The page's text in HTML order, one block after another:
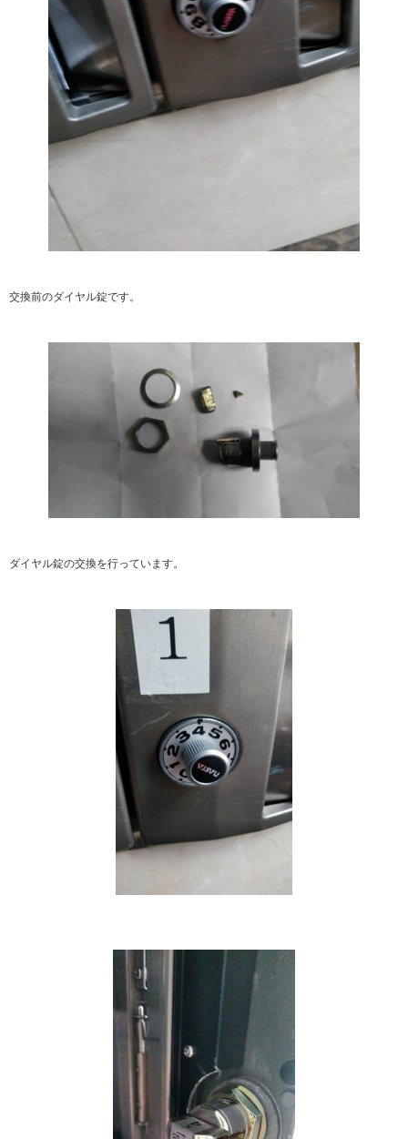
交換前のダイヤル錠です。
ダイヤル錠の交換を行っています。